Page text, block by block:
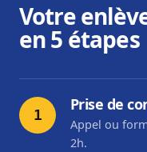
Votre
en 5 étapes
1
Prise de
Appel ou
2h.